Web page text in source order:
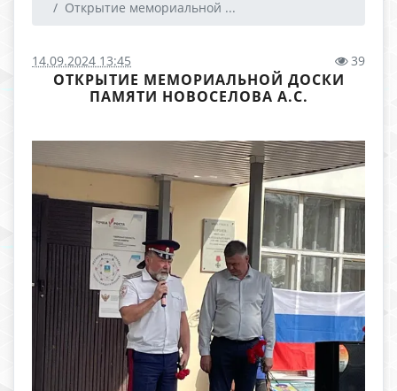
Открытие мемориальной ...
14.09.2024 13:45 39
ОТКРЫТИЕ МЕМОРИАЛЬНОЙ ДОСКИ
ПАМЯТИ НОВОСЕЛОВА А.С.